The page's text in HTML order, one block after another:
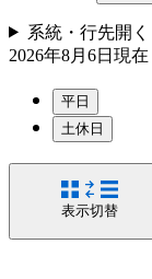
系統・行先開く
2026年8月6日 現在
平日
土休日
表示切替